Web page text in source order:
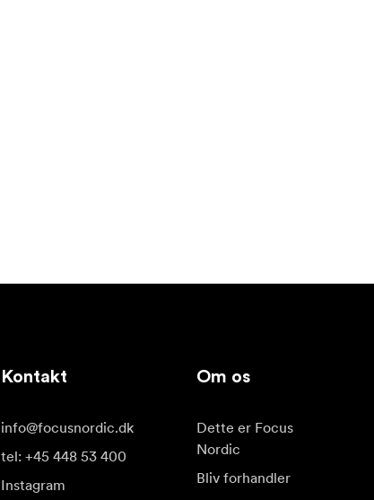
Kontakt
info@focusnordic.dk
tel: +45 448 53 400
Instagram
Om os
Dette er Focus
Nordic
Bliv forhandler